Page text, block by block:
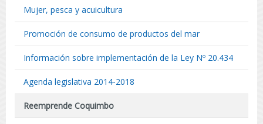
Mujer, pesca y acuicultura
Promoción de consumo de productos del mar
Información sobre implementación de la Ley Nº 20.434
Agenda legislativa 2014-2018
Reemprende Coquimbo